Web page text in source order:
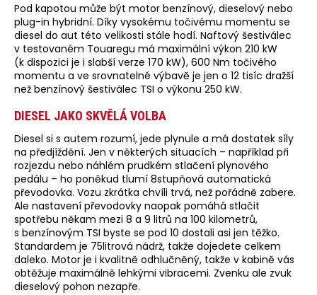
Pod kapotou může být motor benzínový, dieselový nebo
plug-in hybridní. Díky vysokému točivému momentu se
diesel do aut této velikosti stále hodí. Naftový šestiválec
v testovaném Touaregu má maximální výkon 210 kW
(k dispozici je i slabší verze 170 kW), 600 Nm točivého
momentu a ve srovnatelné výbavě je jen o 12 tisíc dražší
než benzínový šestiválec TSI o výkonu 250 kW.
DIESEL JAKO SKVĚLÁ VOLBA
Diesel si s autem rozumí, jede plynule a má dostatek síly
na předjíždění. Jen v některých situacích – například při
rozjezdu nebo náhlém prudkém stlačení plynového
pedálu – ho poněkud tlumí 8stupňová automatická
převodovka. Vozu zkrátka chvíli trvá, než pořádně zabere.
Ale nastavení převodovky naopak pomáhá stlačit
spotřebu někam mezi 8 a 9 litrů na 100 kilometrů,
s benzínovým TSI byste se pod 10 dostali asi jen těžko.
Standardem je 75litrová nádrž, takže dojedete celkem
daleko. Motor je i kvalitně odhlučněný, takže v kabině vás
obtěžuje maximálně lehkými vibracemi. Zvenku ale zvuk
dieselový pohon nezapře.